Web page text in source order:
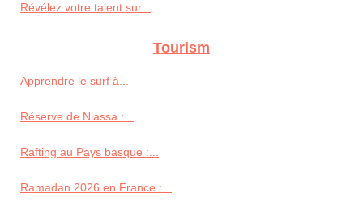
Révélez votre talent sur...
Tourism
Apprendre le surf à...
Réserve de Niassa :...
Rafting au Pays basque :...
Ramadan 2026 en France :...